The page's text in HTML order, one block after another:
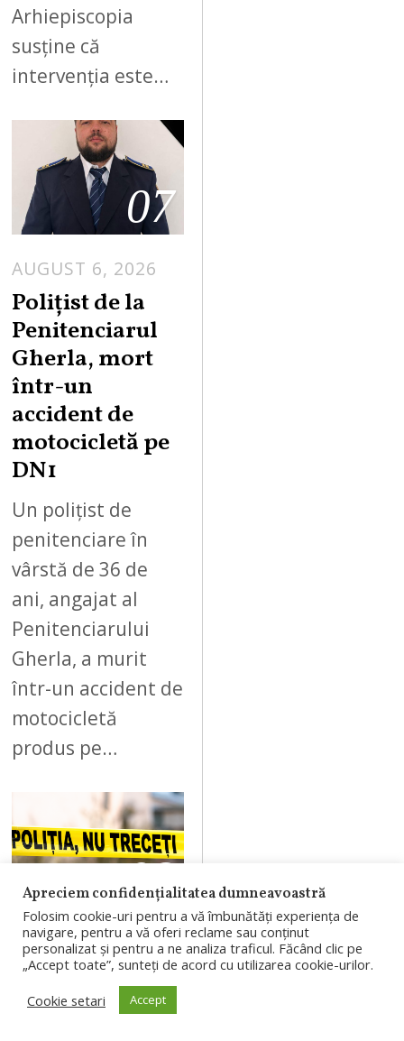
Arhiepiscopia
susține că
intervenția este…
07
AUGUST 6, 2026
Polițist de la
Penitenciarul
Gherla, mort
într-un
accident de
motocicletă pe
DN1
Un polițist de
penitenciare în
vârstă de 36 de
ani, angajat al
Penitenciarului
Gherla, a murit
într-un accident de
motocicletă
produs pe…
08
AUGUST 5, 2026
Bărbat de 58 de
ani, găsit mort
Apreciem confidențialitatea dumneavoastră
Folosim cookie-uri pentru a vă îmbunătăți experiența de
navigare, pentru a vă oferi reclame sau conținut
personalizat și pentru a ne analiza traficul. Făcând clic pe
„Accept toate”, sunteți de acord cu utilizarea cookie-urilor.
Cookie setari
Accept